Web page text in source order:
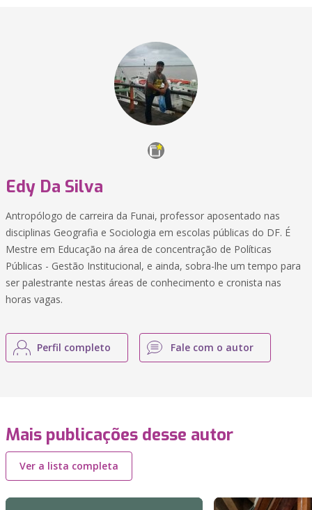
Edy Da Silva
Antropólogo de carreira da Funai, professor aposentado nas
disciplinas Geografia e Sociologia em escolas públicas do DF. É
Mestre em Educação na área de concentração de Políticas
Públicas - Gestão Institucional, e ainda, sobra-lhe um tempo para
ser palestrante nestas áreas de conhecimento e cronista nas
horas vagas.
Perfil completo Fale com o autor
Mais publicações desse autor
Ver a lista completa